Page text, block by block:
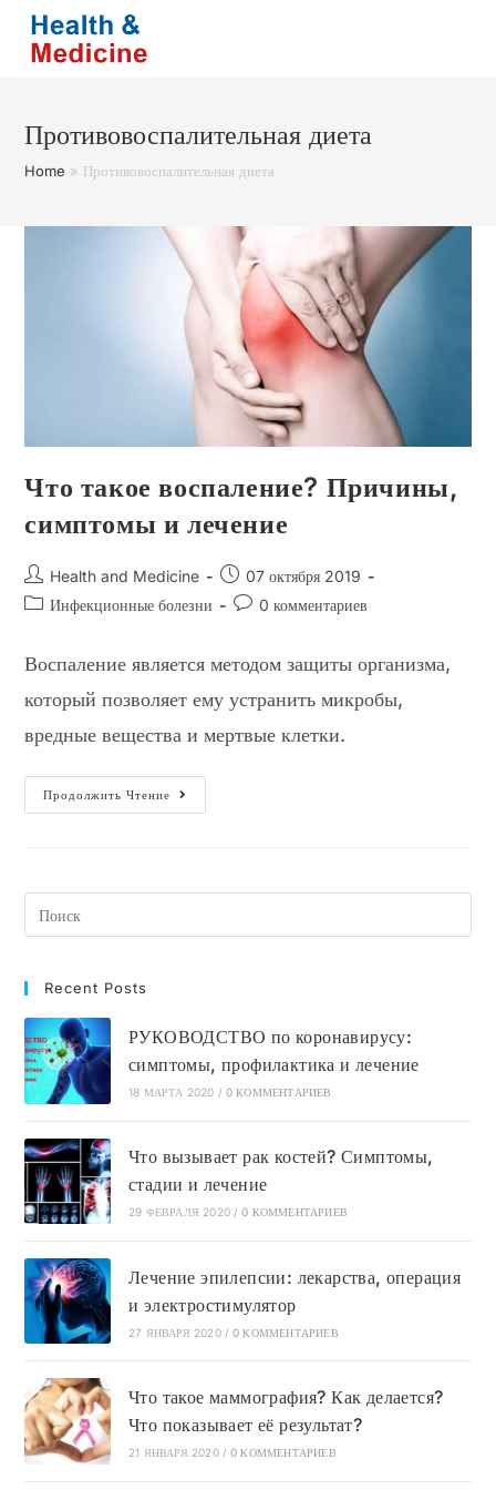
Перейти
содержимому
Противовоспалительная диета
Home » Противовоспалительная диета
Что такое воспаление? Причины,
симптомы и лечение
Автор
записи:
Health and Medicine
Запись
опубликована:
07 октября 2019
РубрикаИнфекционные болезни
Комментарии
0 комментариев
Воспаление является методом защиты организма,
который позволяет ему устранить микробы,
вредные вещества и мертвые клетки.
Продолжить Чтение
Что
Такое
Recent Posts
РУКОВОДСТВО по коронавирусу:
симптомы, профилактика и лечение
18 МАРТА 2020 / 0 КОММЕНТАРИЕВ
Что вызывает рак костей? Симптомы,
стадии и лечение
29 ФЕВРАЛЯ 2020 / 0 КОММЕНТАРИЕВ
Лечение эпилепсии: лекарства, операция
и электростимулятор
27 ЯНВАРЯ 2020 / 0 КОММЕНТАРИЕВ
Что такое маммография? Как делается?
Что показывает её результат?
21 ЯНВАРЯ 2020 / 0 КОММЕНТАРИЕВ